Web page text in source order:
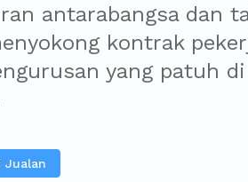
antarabangsa dan
kontrak
yang patuh
Jualan